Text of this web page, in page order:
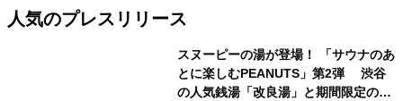
人気のプレスリリース
スヌーピーの湯が登場！ 「サウナのあ
とに楽しむPEANUTS」第2弾 渋谷
の人気銭湯「改良湯」と期間限定のコ